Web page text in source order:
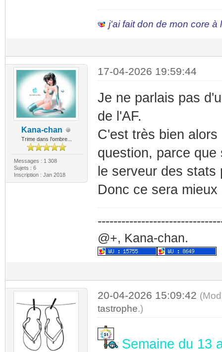
j'ai fait don de mon core à
Kana-chan
Trime dans l'ombre...
Messages : 1 308
Sujets : 6
Inscription : Jan 2018
17-04-2026 19:59:44
Je ne parlais pas
de l'AF.
C'est très bien
question, parce
le serveur des
Donc ce sera
@+, Kana-chan.
20-04-2026 15:09:42
tastrophe.)
Semaine du 13